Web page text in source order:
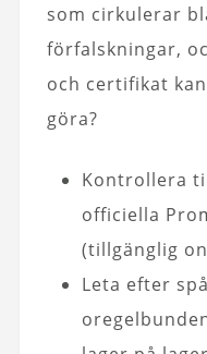
som cirkulerar
förfalskningar,
och certifikat
göra?
Kontrollera
officiella
(tillgänglig
Leta efter